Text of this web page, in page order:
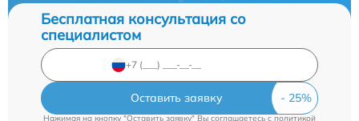
Бесплатная консультация со
специалистом
Оставить заявку
Нажимая на кнопку "Оставить заявку" Вы соглашаетесь cполитикой